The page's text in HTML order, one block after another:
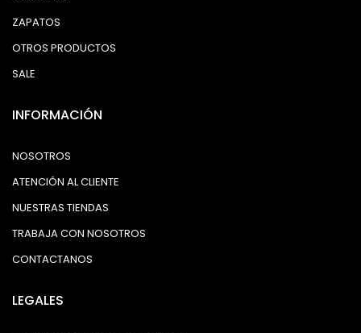
ZAPATOS
OTROS PRODUCTOS
SALE
INFORMACIÓN
NOSOTROS
ATENCIÓN AL CLIENTE
NUESTRAS TIENDAS
TRABAJA CON NOSOTROS
CONTACTANOS
LEGALES